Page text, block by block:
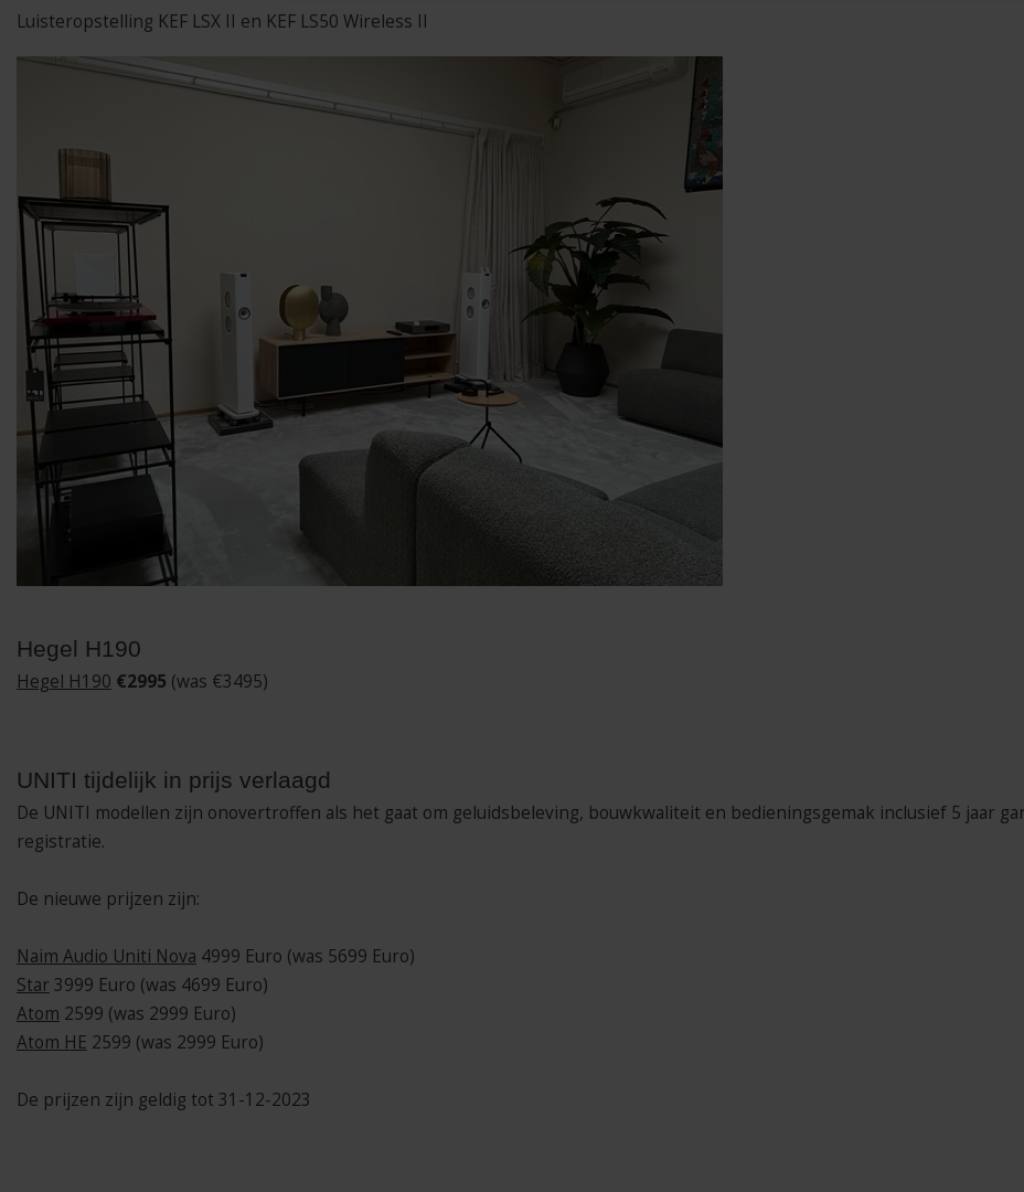
Luisteropstelling KEF LSX II en KEF LS50 Wireless II
Hegel H190
Hegel H190 €2995 (was €3495)
UNITI tijdelijk in prijs verlaagd
De UNITI modellen zijn onovertroffen als het gaat om geluidsbeleving, bouwkwaliteit en bedieningsgemak inclusief 5 jaar
registratie.
De nieuwe prijzen zijn:
Naim Audio Uniti Nova 4999 Euro (was 5699 Euro)
Star3999 Euro (was 4699 Euro)
Atom 2599 (was 2999 Euro)
Atom HE 2599 (was 2999 Euro)
De prijzen zijn geldig tot 31-12-2023